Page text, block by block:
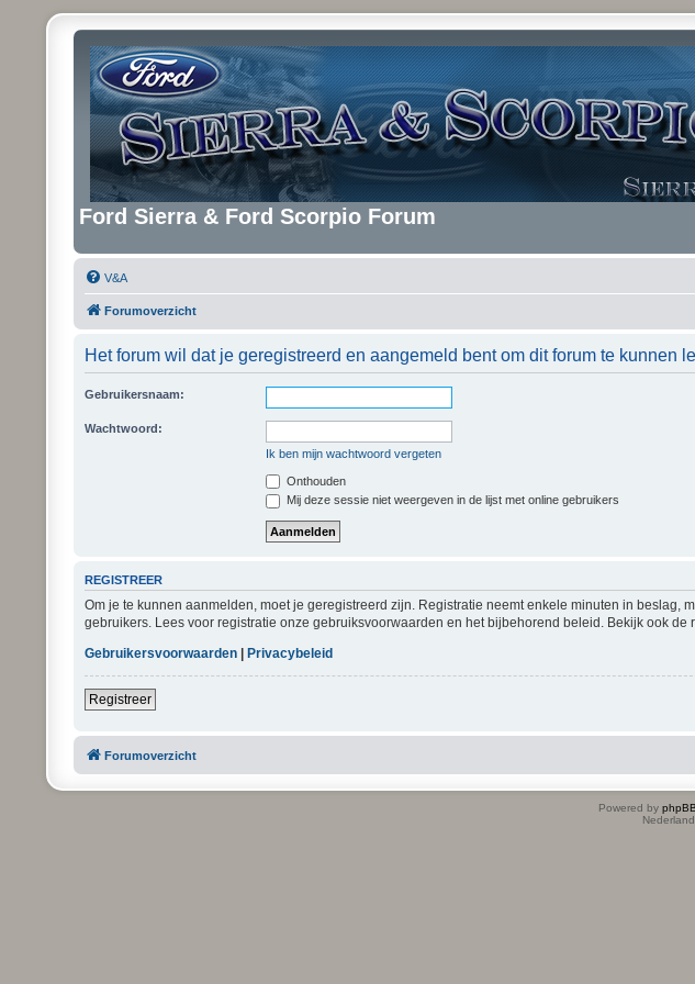
Ford Sierra & Ford Scorpio Forum
V&A
Forumoverzicht
Het forum wil dat je geregistreerd en aangemeld bent om dit forum te kunnen
Gebruikersnaam:
Wachtwoord:
Ik ben mijn wachtwoord vergeten
Onthouden
Mij deze sessie niet weergeven in de lijst met online gebruikers
REGISTREER
Om je te kunnen aanmelden, moet je geregistreerd zijn. Registratie neemt enkele minuten in
gebruikers. Lees voor registratie onze gebruiksvoorwaarden en het bijbehorend beleid. Bekijk ook de
Gebruikersvoorwaarden
Privacybeleid
Registreer
Forumoverzicht
Powered by phpBB